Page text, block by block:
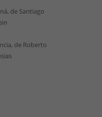
de Santiago
de Roberto